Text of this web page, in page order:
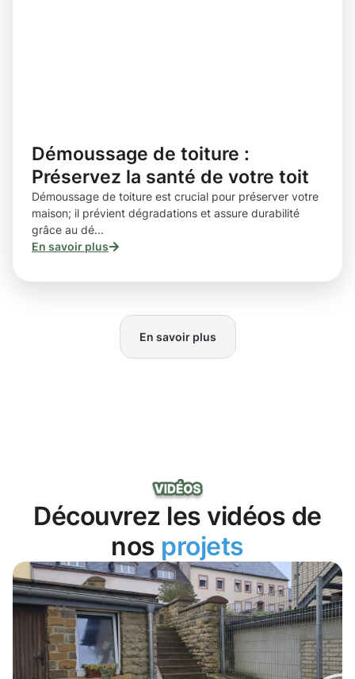
Démoussage de toiture :
Préservez la santé de votre toit
Démoussage de toiture est crucial pour préserver votre
maison; il prévient dégradations et assure durabilité
grâce au dé...
En savoir plus
En savoir plus
Découvrez les vidéos de
nos projets